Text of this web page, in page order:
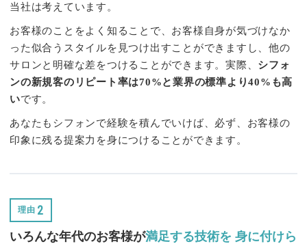
当社は考えています。
お客様のことをよく知ることで、お客様自身が気づけなか
った似合うスタイルを見つけ出すことができますし、他の
サロンと明確な差をつけることができます。実際、 シフォ
ンの新規客のリピート率は70%と業界の標準より40%も高
いです。
あなたもシフォンで経験を積んでいけば、必ず、お客様の
印象に残る提案力を身につけることができます。
理由 2
いろんな年代のお客様が満足する技術を 身に付けら